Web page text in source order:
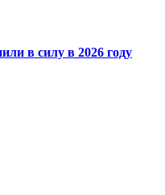
в силу в 2026 году